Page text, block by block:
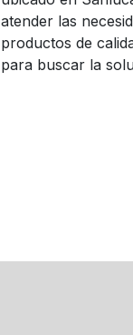
atender las
productos de
para buscar la